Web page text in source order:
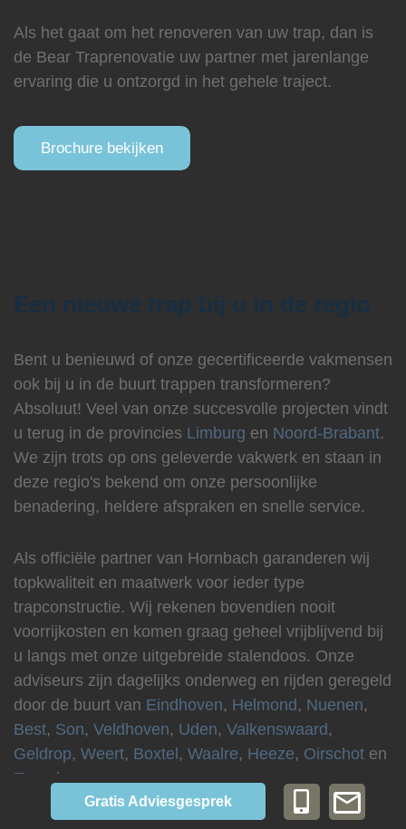
5.0
Gebaseerd
114
beoordelingen
powered
Google
Gratis Adviesgesprek
Als het gaat om het renoveren van uw trap, dan is
de Bear Traprenovatie uw partner met jarenlange
ervaring die u ontzorgd in het gehele traject.
Brochure bekijken
Een nieuwe trap bij u in de regio
Bent u benieuwd of onze gecertificeerde vakmensen
ook bij u in de buurt trappen transformeren?
Absoluut! Veel van onze succesvolle projecten vindt
u terug in de provincies Limburg en Noord-Brabant.
We zijn trots op ons geleverde vakwerk en staan in
deze regio's bekend om onze persoonlijke
benadering, heldere afspraken en snelle service.
Als officiële partner van Hornbach garanderen wij
topkwaliteit en maatwerk voor ieder type
trapconstructie. Wij rekenen bovendien nooit
voorrijkosten en komen graag geheel vrijblijvend bij
u langs met onze uitgebreide stalendoos. Onze
adviseurs zijn dagelijks onderweg en rijden geregeld
door de buurt van Eindhoven, Helmond, Nuenen,
Best, Son, Veldhoven, Uden, Valkenswaard,
Geldrop, Weert, Boxtel, Waalre, Heeze, Oirschot en
Eersel